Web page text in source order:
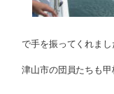
で手を振ってくれまし
津山市の団員たちも甲